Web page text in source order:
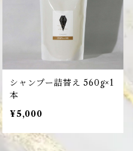
シャンプー詰替え 560g×1
本
¥5,000